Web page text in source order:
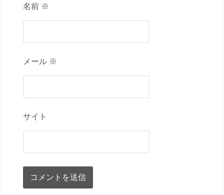
名前 ※
メール ※
サイト